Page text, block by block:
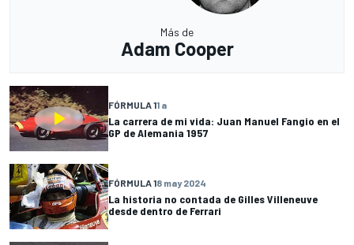
Más de
Adam Cooper
FÓRMULA 11 a
La carrera de mi vida: Juan Manuel Fangio en el
GP de Alemania 1957
FÓRMULA 18 may 2024
La historia no contada de Gilles Villeneuve
desde dentro de Ferrari